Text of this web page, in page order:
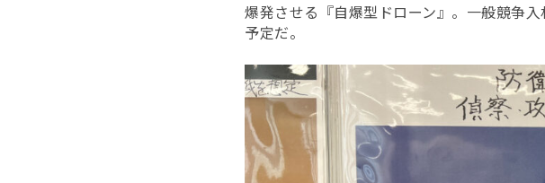
爆発させる『自爆型ドローン』。一般競争
予定だ。